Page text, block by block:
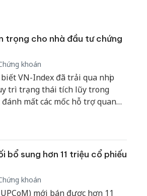
trọng cho nhà đầu tư chứng
khoán
VN-Index đã trải qua nhịp
trì trạng thái tích lũy trong
mất các mốc hỗ trợ quan
sung hơn 11 triệu cổ phiếu
khoán
mới bán được hơn 11